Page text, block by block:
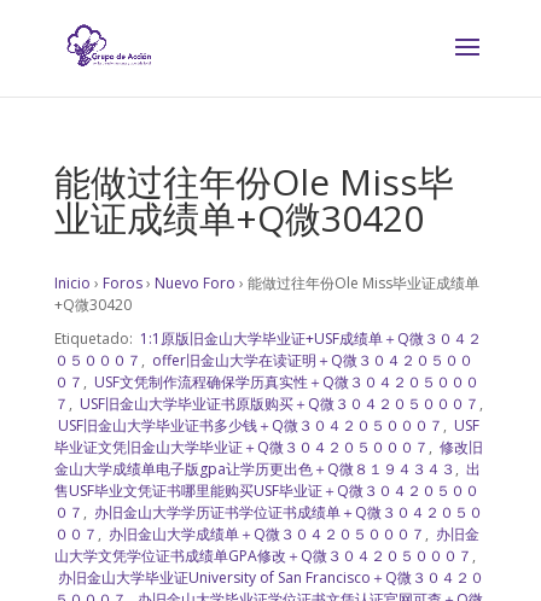
能做过往年份Ole Miss毕
业证成绩单+Q微30420
Inicio › Foros› Nuevo Foro › 能做过往年份Ole Miss毕业证成绩单
+Q微30420
Etiquetado: 1:1原版旧金山大学毕业证+USF成绩单＋Q微３０４２
０５０００７ , offer旧金山大学在读证明＋Q微３０４２０５００
０７ , USF文凭制作流程确保学历真实性＋Q微３０４２０５０００
７ , USF旧金山大学毕业证书原版购买＋Q微３０４２０５０００７ ,
USF旧金山大学毕业证书多少钱＋Q微３０４２０５０００７ , USF
毕业证文凭旧金山大学毕业证＋Q微３０４２０５０００７ , 修改旧
金山大学成绩单电子版gpa让学历更出色＋Q微８１９４３４３ , 出
售USF毕业文凭证书哪里能购买USF毕业证＋Q微３０４２０５００
０７ , 办旧金山大学学历证书学位证书成绩单＋Q微３０４２０５０
００７ , 办旧金山大学成绩单＋Q微３０４２０５０００７ , 办旧金
山大学文凭学位证书成绩单GPA修改＋Q微３０４２０５０００７ ,
办旧金山大学毕业证University of San Francisco＋Q微３０４２０